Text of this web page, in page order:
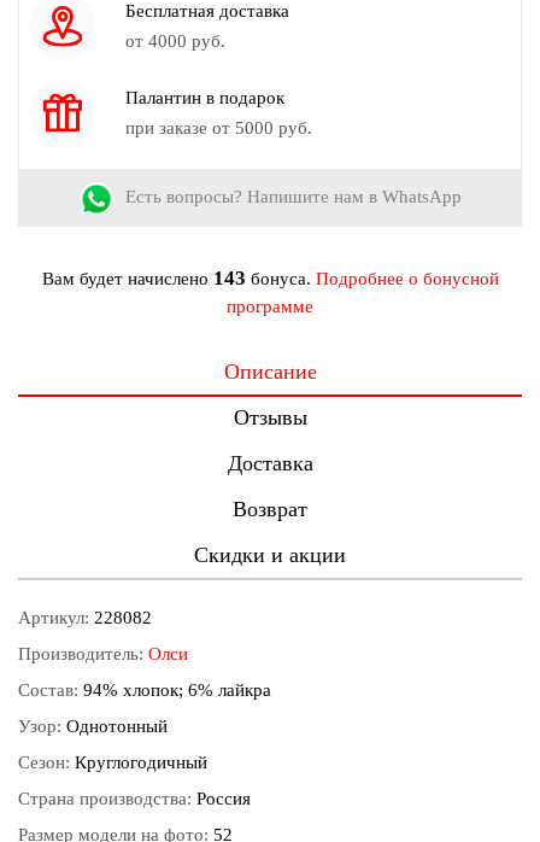
Страна производства:Россия
Рост модели на фото:170-172 см.
Бесплатная доставка
от 4000 руб.
Палантин в подарок
при заказе от 5000 руб.
Есть вопросы? Напишите нам в WhatsApp
Вам будет начислено 143 бонуса. Подробнее о бонусной
программе
Описание
Отзывы
Доставка
Возврат
Скидки и акции
Артикул: 228082
Производитель: Олси
Состав: 94% хлопок; 6% лайкра
Узор: Однотонный
Сезон: Круглогодичный
Страна производства: Россия
Размер модели на фото: 52